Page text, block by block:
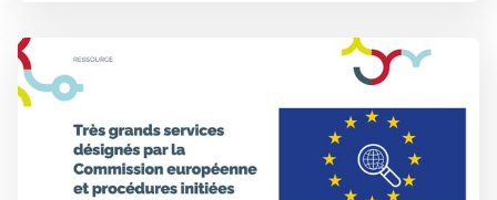
users (in millions) EU Member State of establishment
AliExpress April 25, 2023 104,3 Netherlands Amazon
Store April 25, 2023 181,